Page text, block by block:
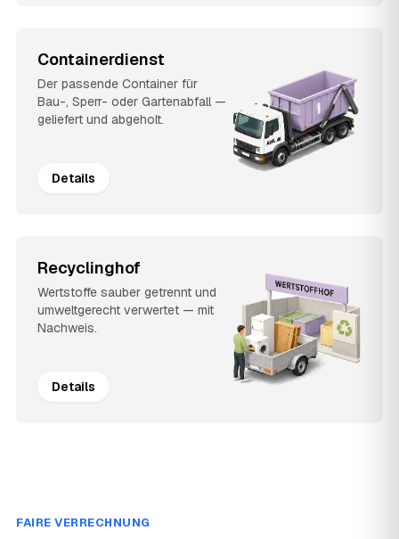
Containerdienst
Der passende Container für
Bau-, Sperr- oder Gartenabfall —
geliefert und abgeholt.
Details
Recyclinghof
Wertstoffe sauber getrennt und
umweltgerecht verwertet — mit
Nachweis.
Details
FAIRE VERRECHNUNG